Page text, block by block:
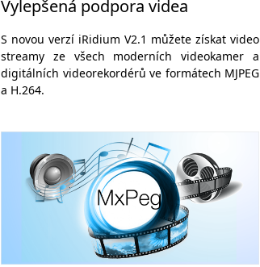
Vylepšená podpora videa
S novou verzí iRidium V2.1 můžete získat video
streamy ze všech moderních videokamer a
digitálních videorekordérů ve formátech MJPEG
a H.264.